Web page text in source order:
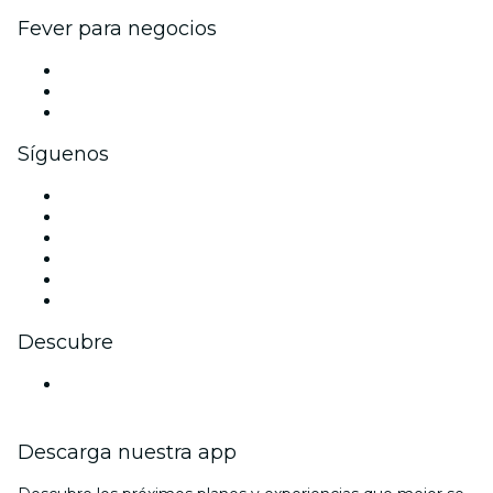
Fever para negocios
Síguenos
Descubre
Descarga nuestra app